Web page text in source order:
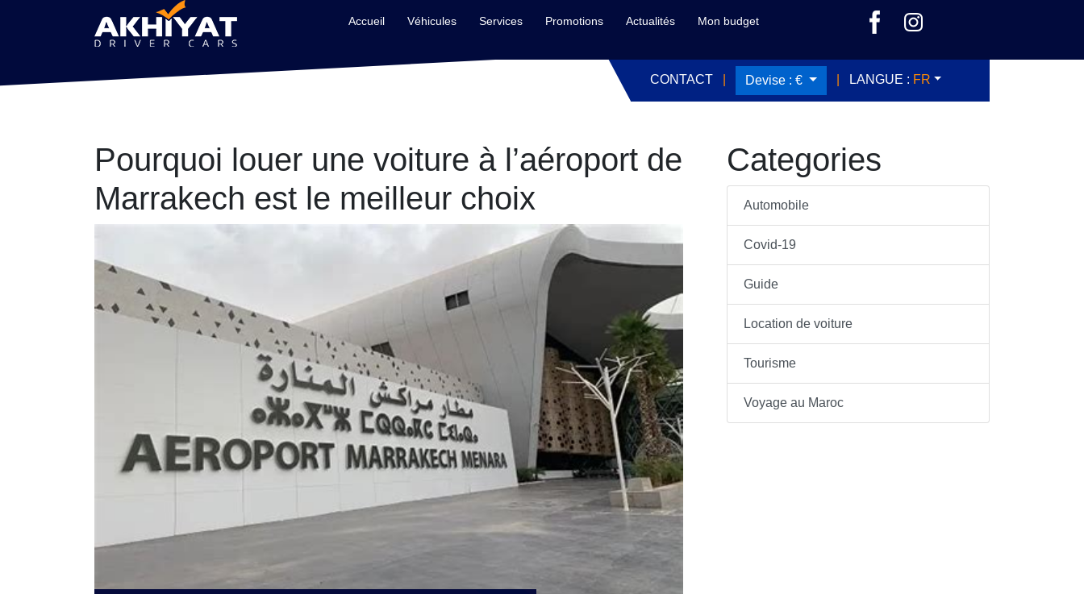
Accueil Véhicules Services Promotions Actualités Mon budget
CONTACT Devise : € LANGUE : FR
Pourquoi louer une voiture à l’aéroport de
Marrakech est le meilleur choix
Categories
Automobile
Covid-19
Guide
Location de voiture
Tourisme
Voyage au Maroc